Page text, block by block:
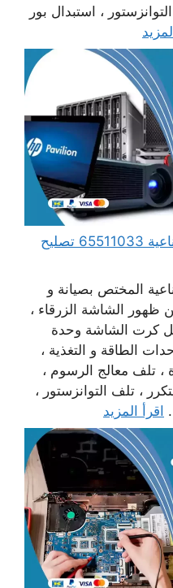
، استبدال بور
مهندس كمبيوتر العارضية الصناعية 65511033 تصليح
المختص بصيانة و
ظهور الشاشة الزرقاء ،
كرت الشاشة وحدة
الطاقة و التغذية ،
، تلف معالج الرسوم ،
، تلف التوانزستور ،
اقرأ المزيد